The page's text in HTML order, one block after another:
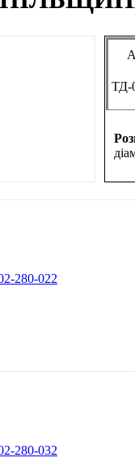
ТД-
280-022
280-032